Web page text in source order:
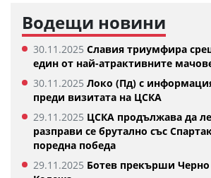
Водещи новини
30.11.2025 Славия триумфира
един от най-атрактивните
30.11.2025 Локо (Пд) с
преди визитата на ЦСКА
29.11.2025 ЦСКА продължава да
разправи се брутално със
поредна победа
29.11.2025 Ботев прекърши